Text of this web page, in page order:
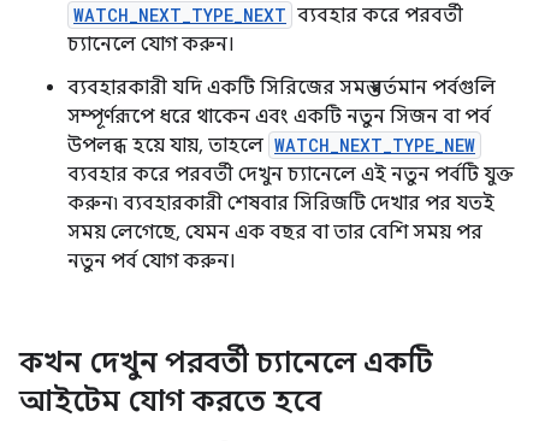
WATCH_NEXT_TYPE_NEXT ব্যবহার করে পরবর্তী
চ্যানেলে যোগ করুন।
ব্যবহারকারী যদি একটি সিরিজের সমস্ত বর্তমান পর্বগুলি
সম্পূর্ণরূপে ধরে থাকেন এবং একটি নতুন সিজন বা পর্ব
উপলব্ধ হয়ে যায়, তাহলে WATCH_NEXT_TYPE_NEW
ব্যবহার করে পরবর্তী দেখুন চ্যানেলে এই নতুন পর্বটি যুক্ত
করুন৷ ব্যবহারকারী শেষবার সিরিজটি দেখার পর যতই
সময় লেগেছে, যেমন এক বছর বা তার বেশি সময় পর
নতুন পর্ব যোগ করুন।
কখন দেখুন পরবর্তী চ্যানেলে একটি
আইটেম যোগ করতে হবে